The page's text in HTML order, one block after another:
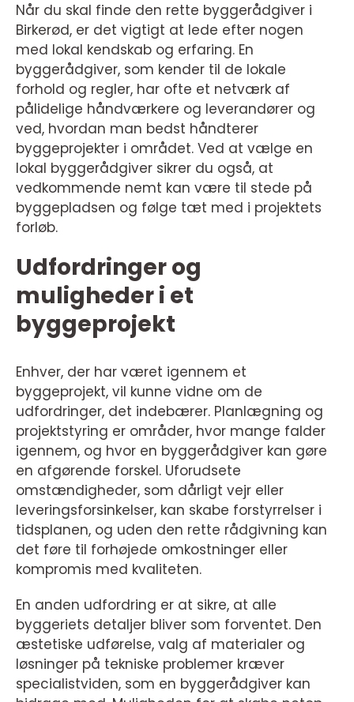
Når du skal finde den rette byggerådgiver i
Birkerød, er det vigtigt at lede efter nogen
med lokal kendskab og erfaring. En
byggerådgiver, som kender til de lokale
forhold og regler, har ofte et netværk af
pålidelige håndværkere og leverandører og
ved, hvordan man bedst håndterer
byggeprojekter i området. Ved at vælge en
lokal byggerådgiver sikrer du også, at
vedkommende nemt kan være til stede på
byggepladsen og følge tæt med i projektets
forløb.
Udfordringer og
muligheder i et
byggeprojekt
Enhver, der har været igennem et
byggeprojekt, vil kunne vidne om de
udfordringer, det indebærer. Planlægning og
projektstyring er områder, hvor mange falder
igennem, og hvor en byggerådgiver kan gøre
en afgørende forskel. Uforudsete
omstændigheder, som dårligt vejr eller
leveringsforsinkelser, kan skabe forstyrrelser i
tidsplanen, og uden den rette rådgivning kan
det føre til forhøjede omkostninger eller
kompromis med kvaliteten.
En anden udfordring er at sikre, at alle
byggeriets detaljer bliver som forventet. Den
æstetiske udførelse, valg af materialer og
løsninger på tekniske problemer kræver
specialistviden, som en byggerådgiver kan